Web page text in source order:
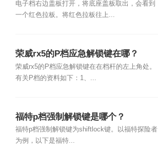
电子档右边盖板打开，将底座盖板取出，会看到
一个红色拉板。将红色拉板往上...
荣威rx5的P档应急解锁键在哪？
荣威rx5的P档应急解锁键在在档杆的左上角处。
有关P档的资料如下：1、...
福特p档强制解锁键是哪个？
福特p档强制解锁键为shiftlock键。以福特探险者
为例，以下是福特...